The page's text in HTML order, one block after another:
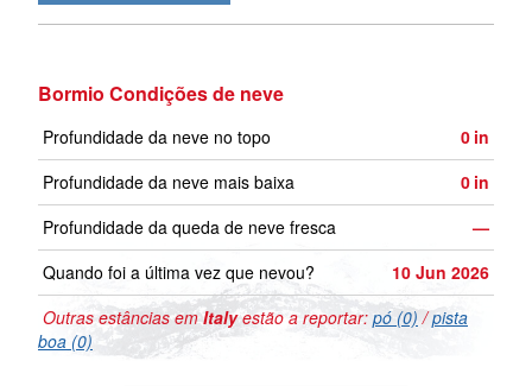
Bormio Condições de neve
Profundidade da neve no topo 0 in
Profundidade da neve mais baixa
0 in
Profundidade da queda de neve fresca
—
Quando foi a última vez que nevou?
10 Jun 2026
Outras estâncias emItalyestão a reportar: pó (0) /pista
boa (0)